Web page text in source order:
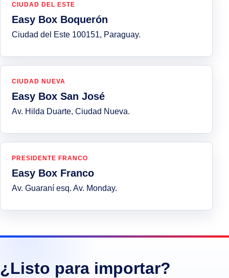
CIUDAD DEL ESTE
Easy Box Boquerón
Ciudad del Este 100151, Paraguay.
CIUDAD NUEVA
Easy Box San José
Av. Hilda Duarte, Ciudad Nueva.
PRESIDENTE FRANCO
Easy Box Franco
Av. Guaraní esq. Av. Monday.
¿Listo para importar?